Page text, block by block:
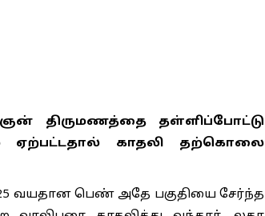
திருமணத்தை தள்ளிப்போட்டு
ஏற்பட்டதால் காதலி தற்கொலை
வயதான பெண் அதே பகுதியை சேர்ந்த